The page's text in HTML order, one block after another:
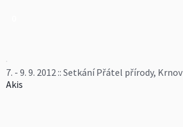
7. - 9. 9. 2012 :: Setkání Přátel přírody, Krnov
Akis